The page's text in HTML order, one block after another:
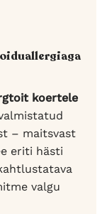
koertele
– maitsvast
eriti hästi
valgu